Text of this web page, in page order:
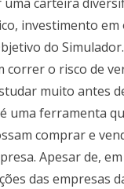
investimento
do
correr o risco de
muito antes
uma ferramenta
comprar e
Apesar de,
das empresas